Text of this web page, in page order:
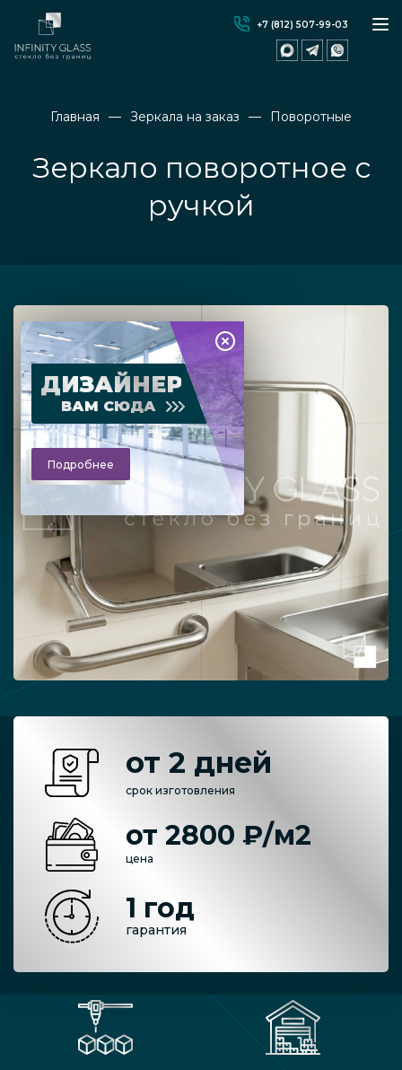
+7 (812) 507-99-03
Главная Зеркала на заказ Поворотные
Зеркало поворотное с
ручкой
ДИЗАЙНЕР
ВАМ СЮДА
Подробнее
от 2 дней
срок изготовления
от 2800 ₽/м2
цена
1 год
гарантия